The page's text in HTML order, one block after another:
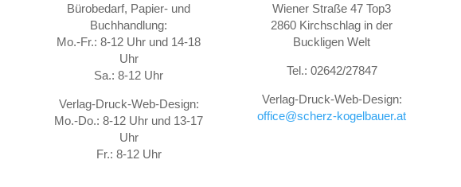
Bürobedarf, Papier- und
Buchhandlung:
Mo.-Fr.: 8-12 Uhr und 14-18
Uhr
Sa.: 8-12 Uhr
Verlag-Druck-Web-Design:
Mo.-Do.: 8-12 Uhr und 13-17
Uhr
Fr.: 8-12 Uhr
Wiener Straße 47 Top3
2860 Kirchschlag in der
Buckligen Welt
Tel.: 02642/27847
Verlag-Druck-Web-Design:
office@scherz-kogelbauer.at